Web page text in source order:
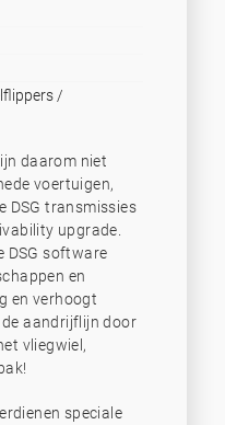
/
daarom niet
voertuigen,
DSG transmissies
upgrade.
DSG software
en
en verhoogt
aandrijflijn door
vliegwiel,
speciale